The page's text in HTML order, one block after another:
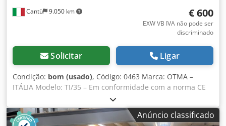
Cantù 9.050 km € 600
EXW VB IVA não pode ser
discriminado
Solicitar Ligar
Condição: bom (usado), Código: 0463 Marca: OTMA –
ITÁLIA Modelo: TI/35 – Em conformidade com a norma CE
Máquina profissional de corte transversal para madeira,
alumínio, PVC, plásticos, etc. – Em conformidade com a
norma CE Dados técnicos Diâmetro da lâmina: 350 mm,
Anúncio classificado